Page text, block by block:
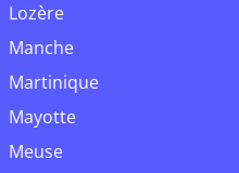
Lozère
Manche
Martinique
Mayotte
Meuse